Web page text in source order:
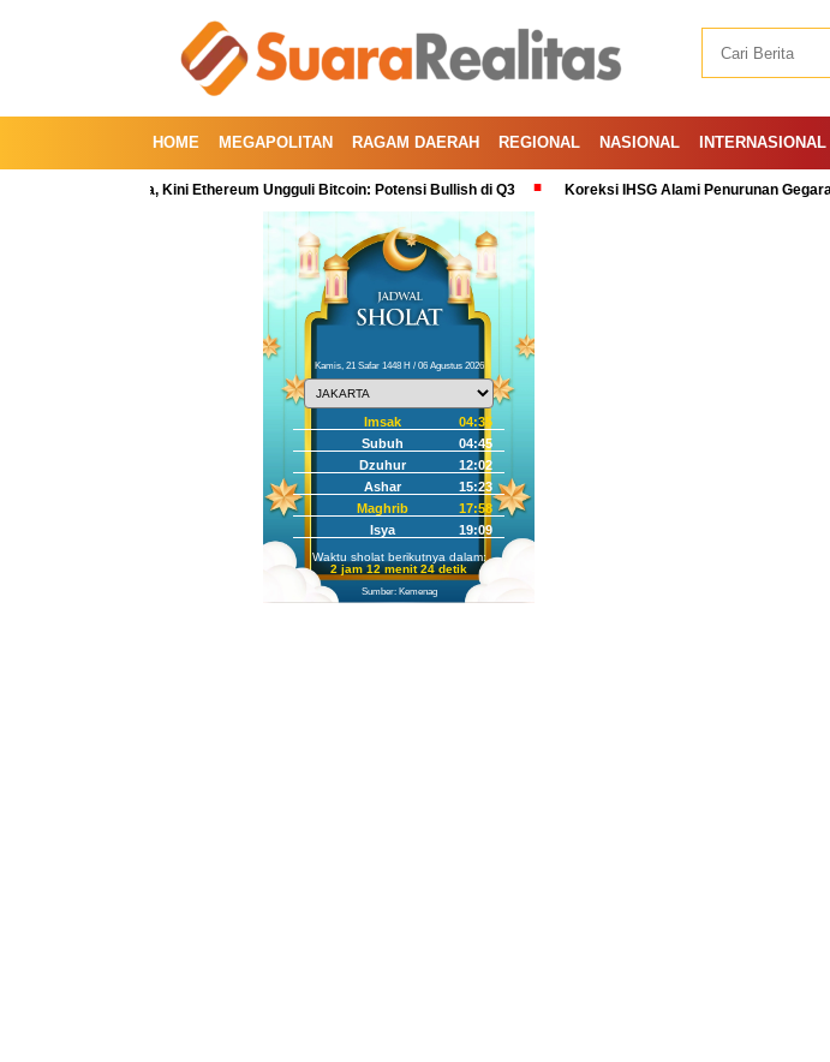
HOME MEGAPOLITAN RAGAM DAERAH REGIONAL NASIONAL INTERNASIONAL
Kedua, Kini Ethereum Ungguli Bitcoin: Potensi Bullish di Q3 Koreksi IHSG Alami Penurunan Gegara Ikuti
Kamis, 21 Safar 1448 H / 06 Agustus 2026
Imsak
04:35
Subuh
04:45
Dzuhur
12:02
Ashar
15:23
Maghrib
17:58
Isya
19:09
Waktu sholat berikutnya dalam:
2 jam 12 menit 22 detik
Sumber: Kemenag